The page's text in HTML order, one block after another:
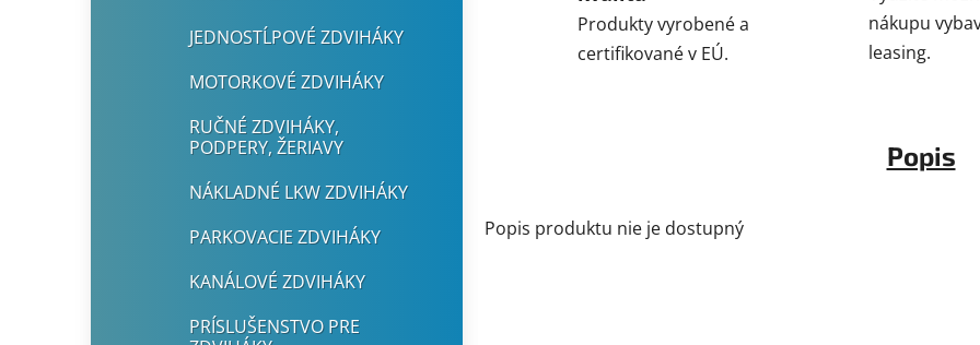
JEDNOSTĹPOVÉ ZDVIHÁKY
MOTORKOVÉ ZDVIHÁKY
RUČNÉ ZDVIHÁKY,
PODPERY, ŽERIAVY
NÁKLADNÉ LKW ZDVIHÁKY
PARKOVACIE ZDVIHÁKY
KANÁLOVÉ ZDVIHÁKY
PRÍSLUŠENSTVO PRE
Produkty vyrobené a
certifikované v EÚ.
nákupu
leasing.
Popis
Popis produktu nie je dostupný